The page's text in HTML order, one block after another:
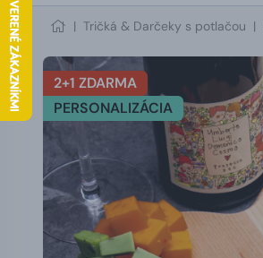
| Tričká & Darčeky s potlačou |
2+1 ZDARMA
PERSONALIZÁCIA